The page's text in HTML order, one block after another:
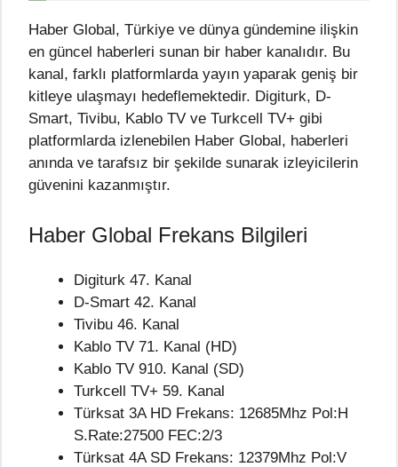
Haber Global, Türkiye ve dünya gündemine ilişkin
en güncel haberleri sunan bir haber kanalıdır. Bu
kanal, farklı platformlarda yayın yaparak geniş bir
kitleye ulaşmayı hedeflemektedir. Digiturk, D-
Smart, Tivibu, Kablo TV ve Turkcell TV+ gibi
platformlarda izlenebilen Haber Global, haberleri
anında ve tarafsız bir şekilde sunarak izleyicilerin
güvenini kazanmıştır.
Haber Global Frekans Bilgileri
Digiturk 47. Kanal
D-Smart 42. Kanal
Tivibu 46. Kanal
Kablo TV 71. Kanal (HD)
Kablo TV 910. Kanal (SD)
Turkcell TV+ 59. Kanal
Türksat 3A HD Frekans: 12685Mhz Pol:H
S.Rate:27500 FEC:2/3
Türksat 4A SD Frekans: 12379Mhz Pol:V